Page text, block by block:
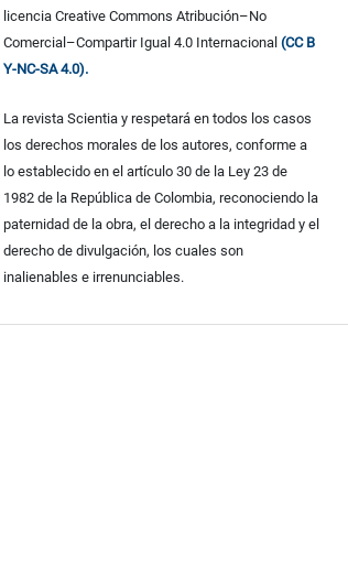
licencia Creative Commons Atribución–No
Comercial–Compartir Igual 4.0 Internacional (CC B
Y-NC-SA 4.0).
La revista Scientia y respetará en todos los casos
los derechos morales de los autores, conforme a
lo establecido en el artículo 30 de la Ley 23 de
1982 de la República de Colombia, reconociendo la
paternidad de la obra, el derecho a la integridad y el
derecho de divulgación, los cuales son
inalienables e irrenunciables.